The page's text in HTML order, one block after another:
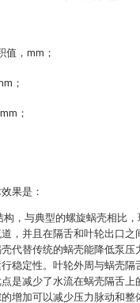
值，mm；
；
；
果是：
，与典型的螺旋蜗壳相比，
，并且在隔舌和叶轮出口之
代替传统的蜗壳能降低泵压
稳定性。叶轮外周与蜗壳隔
是减少了水流在蜗壳隔舌上
增加可以减少压力脉动和整